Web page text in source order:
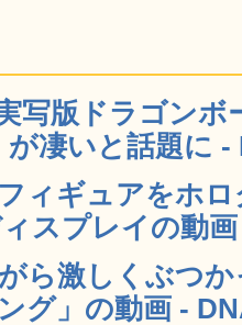
写版ドラゴン
凄いと話題に -
ィギュアをホ
スプレイの動
ら激しくぶつ
グ」の動画 -